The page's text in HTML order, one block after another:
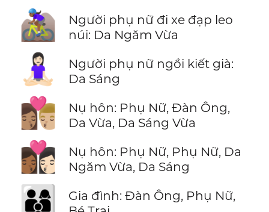
🚵🏾‍♀️
Người phụ nữ đi xe đạp leo
núi: Da Ngăm Vừa
🧘🏻‍♀️
Người phụ nữ ngồi kiết già:
Da Sáng
👩🏽‍❤️‍💋‍👨🏼
Nụ hôn: Phụ Nữ, Đàn Ông,
Da Vừa, Da Sáng Vừa
👩🏾‍❤️‍💋‍👩🏻
Nụ hôn: Phụ Nữ, Phụ Nữ, Da
Ngăm Vừa, Da Sáng
👨‍👩‍👦
Gia đình: Đàn Ông, Phụ Nữ,